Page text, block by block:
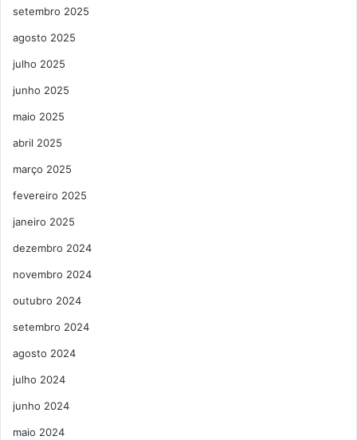
setembro 2025
agosto 2025
julho 2025
junho 2025
maio 2025
abril 2025
março 2025
fevereiro 2025
janeiro 2025
dezembro 2024
novembro 2024
outubro 2024
setembro 2024
agosto 2024
julho 2024
junho 2024
maio 2024